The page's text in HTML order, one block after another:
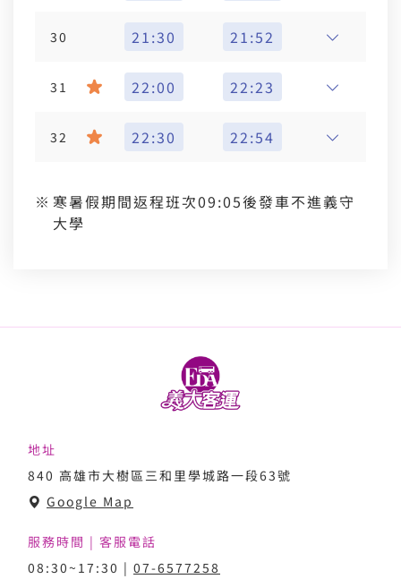
30 21:30 21:52
31 22:00 22:23
32 22:30 22:54
寒暑假期間返程班次09:05後發車不進義守
大學
地址
840 高雄市大樹區三和里學城路一段63號
Google Map
服務時間 | 客服電話
08:30~17:30 | 07-6577258